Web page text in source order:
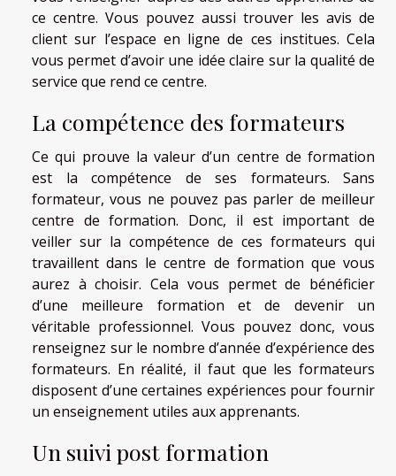
ce centre. Vous pouvez aussi trouver les avis de
client sur l’espace en ligne de ces institues. Cela
vous permet d’avoir une idée claire sur la qualité de
service que rend ce centre.
La compétence des formateurs
Ce qui prouve la valeur d’un centre de formation
est la compétence de ses formateurs. Sans
formateur, vous ne pouvez pas parler de meilleur
centre de formation. Donc, il est important de
veiller sur la compétence de ces formateurs qui
travaillent dans le centre de formation que vous
aurez à choisir. Cela vous permet de bénéficier
d’une meilleure formation et de devenir un
véritable professionnel. Vous pouvez donc, vous
renseignez sur le nombre d’année d’expérience des
formateurs. En réalité, il faut que les formateurs
disposent d’une certaines expériences pour fournir
un enseignement utiles aux apprenants.
Un suivi post formation